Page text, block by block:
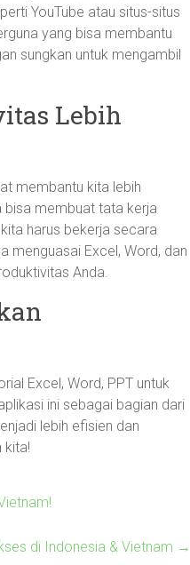
YouTube atau situs-situs
yang bisa membantu
sungkan untuk mengambil
Lebih
membantu kita lebih
bisa membuat tata kerja
harus bekerja secara
menguasai Excel, Word, dan
Anda.
Excel, Word, PPT untuk
ini sebagai bagian dari
lebih efisien dan
kita!
di Indonesia & Vietnam →